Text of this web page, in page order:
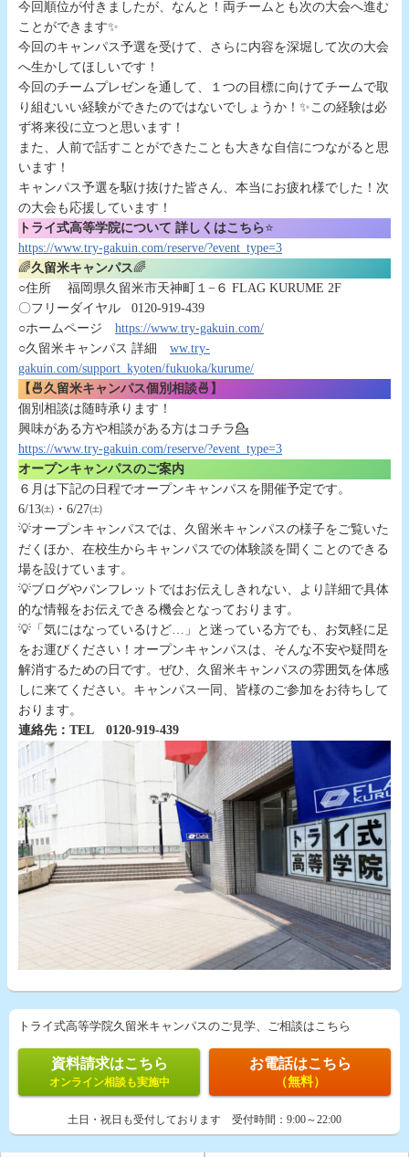
今回順位が付きましたが、なんと！両チームとも次の大会へ進む
ことができます✨
今回のキャンパス予選を受けて、さらに内容を深堀して次の大会
へ生かしてほしいです！
今回のチームプレゼンを通して、１つの目標に向けてチームで取
り組むいい経験ができたのではないでしょうか！✨この経験は必
ず将来役に立つと思います！
また、人前で話すことができたことも大きな自信につながると思
います！
キャンパス予選を駆け抜けた皆さん、本当にお疲れ様でした！次
の大会も応援しています！
トライ式高等学院について 詳しくはこちら⭐
https://www.try-gakuin.com/reserve/?event_type=3
🌈久留米キャンパス🌈
○住所 福岡県久留米市天神町１−６ FLAG KURUME 2F
〇フリーダイヤル 0120-919-439
○ホームページ https://www.try-gakuin.com/
○久留米キャンパス 詳細 ww.try-
gakuin.com/support_kyoten/fukuoka/kurume/
【🍜久留米キャンパス個別相談🍜】
個別相談は随時承ります！
興味がある方や相談がある方はコチラ💁
https://www.try-gakuin.com/reserve/?event_type=3
オープンキャンパスのご案内
６月は下記の日程でオープンキャンパスを開催予定です。
6/13㈯・6/27㈯
💡オープンキャンパスでは、久留米キャンパスの様子をご覧いた
だくほか、在校生からキャンパスでの体験談を聞くことのできる
場を設けています。
💡ブログやパンフレットではお伝えしきれない、より詳細で具体
的な情報をお伝えできる機会となっております。
💡「気にはなっているけど…」と迷っている方でも、お気軽に足
をお運びください！オープンキャンパスは、そんな不安や疑問を
解消するための日です。ぜひ、久留米キャンパスの雰囲気を体感
しに来てください。キャンパス一同、皆様のご参加をお待ちして
おります。
連絡先：TEL 0120-919-439
トライ式高等学院久留米キャンパスのご見学、ご相談はこちら
資料請求はこちら
オンライン相談も実施中
お電話はこちら
（無料）
土日・祝日も受付しております 受付時間： 9:00～22:00